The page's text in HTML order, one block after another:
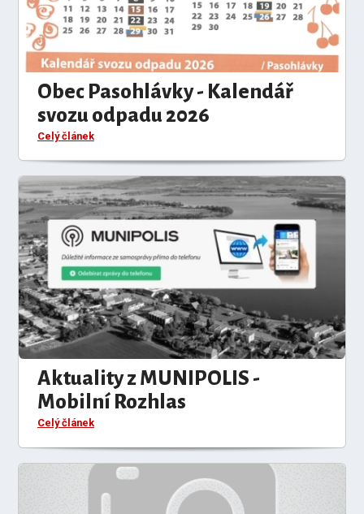
Obec Pasohlávky - Kalendář
svozu odpadu 2026
Celý článek
Aktuality z MUNIPOLIS -
Mobilní Rozhlas
Celý článek